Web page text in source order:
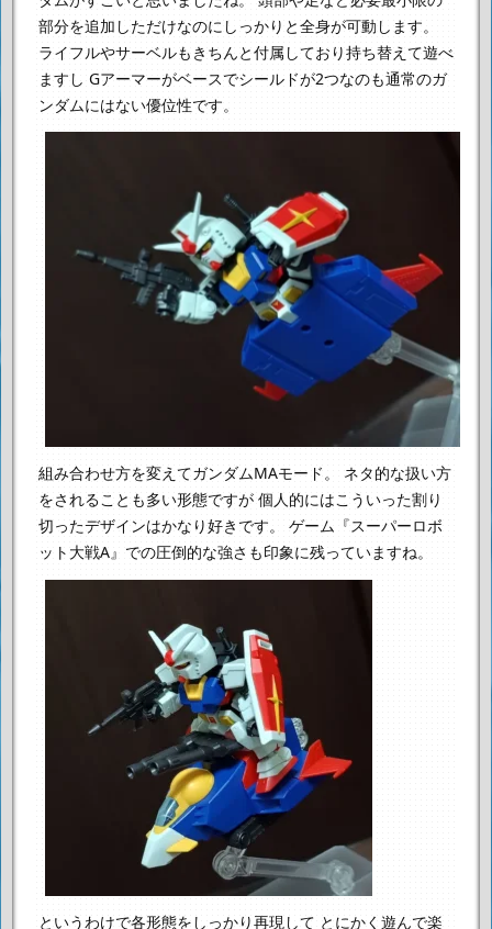
部分を追加しただけなのにしっかりと全身が可動します。
ライフルやサーベルもきちんと付属しており持ち替えて遊べ
ますし Gアーマーがベースでシールドが2つなのも通常のガ
ンダムにはない優位性です。
組み合わせ方を変えてガンダムMAモード。
ネタ的な扱い方
をされることも多い形態ですが 個人的にはこういった割り
切ったデザインはかなり好きです。
ゲーム『スーパーロボ
ット大戦A』での圧倒的な強さも印象に残っていますね。
というわけで各形態をしっかり再現して とにかく遊んで楽